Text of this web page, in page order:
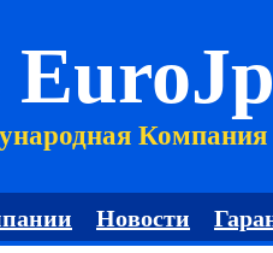
EuroJp
Компания
Новости